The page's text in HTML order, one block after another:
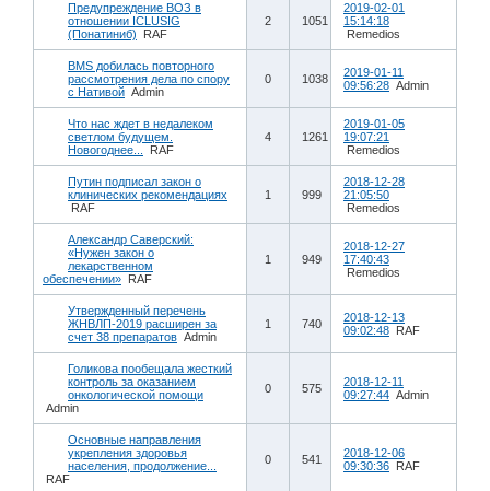
Предупреждение ВОЗ в
отношении ICLUSIG
(Понатиниб)
RAF
2 1051
2019-02-01
15:14:18
Remedios
BMS добилась повторного
рассмотрения дела по спору
с Нативой Admin
0 1038
2019-01-11
09:56:28 Admin
Что нас ждет в недалеком
светлом будущем.
Новогоднее...
RAF
4 1261
2019-01-05
19:07:21
Remedios
Путин подписал закон о
клинических рекомендациях
RAF
1 999
2018-12-28
21:05:50
Remedios
Александр Саверский:
«Нужен закон о
лекарственном
обеспечении» RAF
1 949
2018-12-27
17:40:43
Remedios
Утвержденный перечень
ЖНВЛП-2019 расширен за
счет 38 препаратов Admin
1 740
2018-12-13
09:02:48 RAF
Голикова пообещала жесткий
контроль за оказанием
онкологической помощи
Admin
0 575
2018-12-11
09:27:44 Admin
Основные направления
укрепления здоровья
населения, продолжение...
RAF
0 541
2018-12-06
09:30:36 RAF